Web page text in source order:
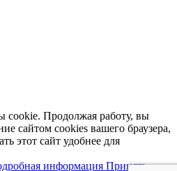
cookie. Продолжая работу, вы
сайтом сооkiеѕ вашего браузера,
этот сайт удобнее для
информация Принять